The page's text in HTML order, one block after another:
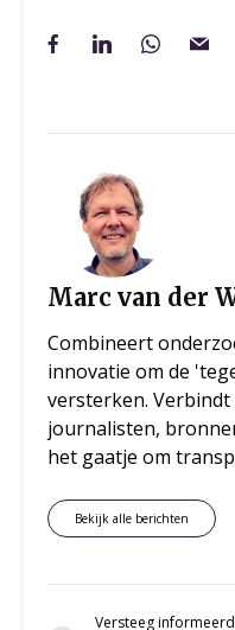
Marc van der
Combineert
innovatie om de
versterken. Verbindt
journalisten,
het gaatje om
Bekijk alle berichten
Versteeg